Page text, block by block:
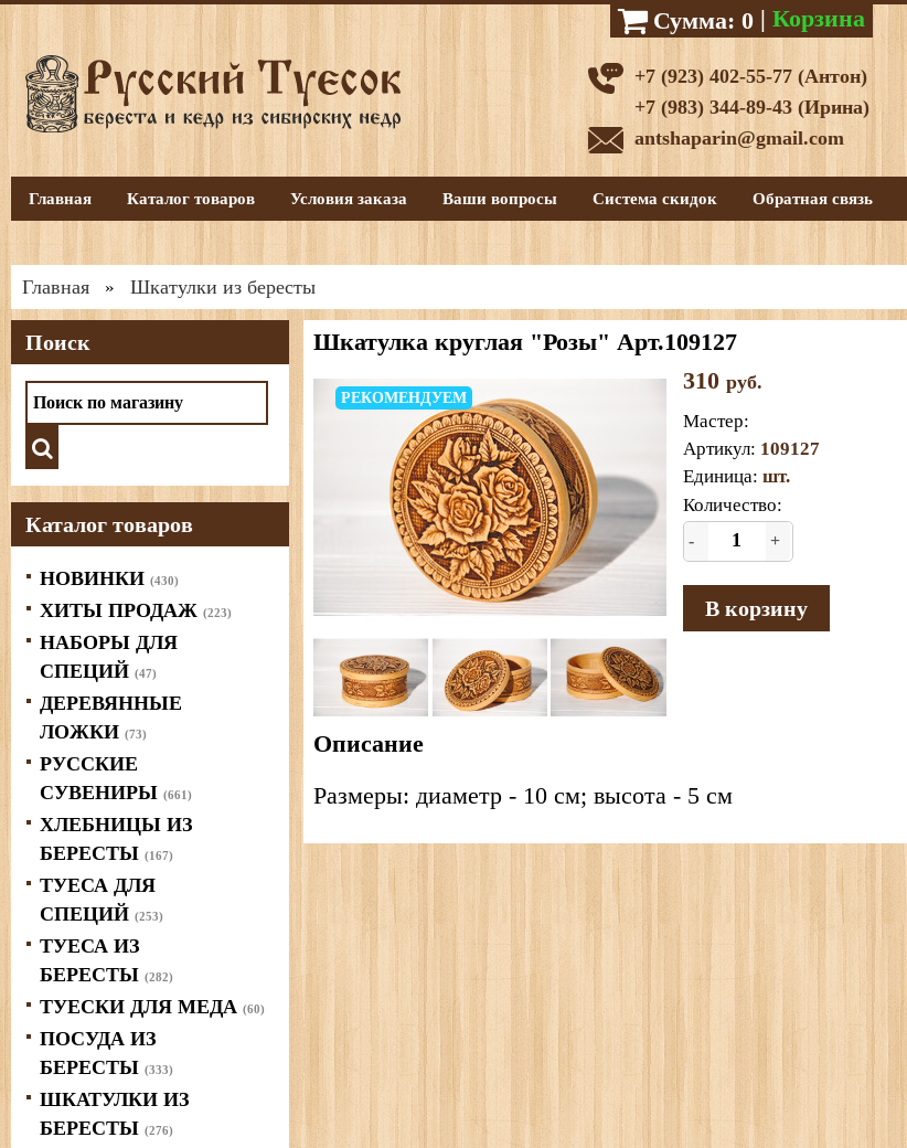
Сумма: 0 | Корзина
Главная Каталог товаров Условия заказа Ваши вопросы Система скидок Обратная связь
+7 (923) 402-55-77 (Антон)
+7 (983) 344-89-43 (Ирина)
antshaparin@gmail.com
Главная » Шкатулки из бересты
Шкатулка круглая "Розы" Арт.109127
РЕКОМЕНДУЕМ
310 руб.
Мастер:
Артикул: 109127
Единица: шт.
Количество:
- +
В корзину
Описание
Размеры: диаметр - 10 см; высота - 5 см
Поиск
Каталог товаров
НОВИНКИ (430)
ХИТЫ ПРОДАЖ (223)
НАБОРЫ ДЛЯ
СПЕЦИЙ (47)
ДЕРЕВЯННЫЕ
ЛОЖКИ (73)
РУССКИЕ
СУВЕНИРЫ (661)
ХЛЕБНИЦЫ ИЗ
БЕРЕСТЫ (167)
ТУЕСА ДЛЯ
СПЕЦИЙ (253)
ТУЕСА ИЗ
БЕРЕСТЫ (282)
ТУЕСКИ ДЛЯ МЕДА (60)
ПОСУДА ИЗ
БЕРЕСТЫ (333)
ШКАТУЛКИ ИЗ
БЕРЕСТЫ (276)